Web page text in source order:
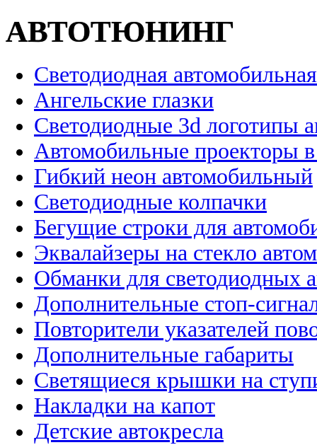
АВТОТЮНИНГ
Светодиодная
Ангельские глазки
Светодиодные 3d логотипы
Автомобильные проекторы
Гибкий неон автомобильный
Светодиодные колпачки
Бегущие строки для
Эквалайзеры на стекло
Обманки для светодиодных
Дополнительные стоп-
Повторители указателей
Дополнительные габариты
Светящиеся крышки на
Накладки на капот
Детские автокресла